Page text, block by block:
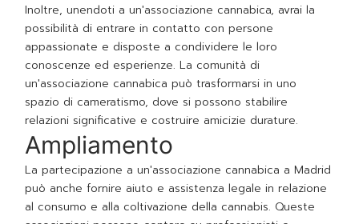
Inoltre, unendoti a un'associazione cannabica, avrai la
possibilità di entrare in contatto con persone
appassionate e disposte a condividere le loro
conoscenze ed esperienze. La comunità di
un'associazione cannabica può trasformarsi in uno
spazio di cameratismo, dove si possono stabilire
relazioni significative e costruire amicizie durature.
Ampliamento
La partecipazione a un'associazione cannabica a Madrid
può anche fornire aiuto e assistenza legale in relazione
al consumo e alla coltivazione della cannabis. Queste